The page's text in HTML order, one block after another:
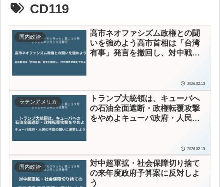
CD119
国内政治
高市ネオファシズム政権との闘
いを強めよう高市首相は「台湾
有事」発言を撤回し、対中戦争
2026.02.10
ラテンアメリカ
トランプ大統領は、キューバへ
の石油全面遮断・政権転覆攻撃
をやめよ キューバ政府・人民の
2026.02.10
国内政治
対中超軍拡・社会保障切り捨て
の来年度政府予算案に反対しよ
う